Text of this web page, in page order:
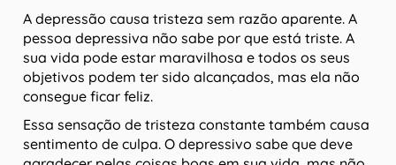
A depressão causa tristeza sem razão aparente. A
pessoa depressiva não sabe por que está triste. A
sua vida pode estar maravilhosa e todos os seus
objetivos podem ter sido alcançados, mas ela não
consegue ficar feliz.
Essa sensação de tristeza constante também causa
sentimento de culpa. O depressivo sabe que deve